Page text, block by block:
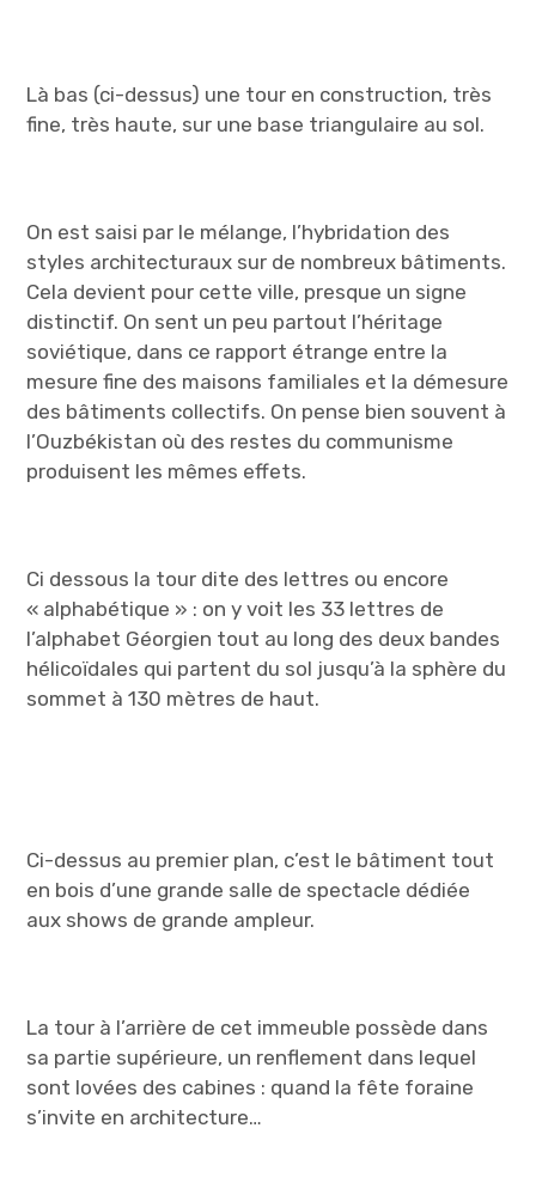
Là bas (ci-dessus) une tour en construction, très
fine, très haute, sur une base triangulaire au sol.
On est saisi par le mélange, l’hybridation des
styles architecturaux sur de nombreux bâtiments.
Cela devient pour cette ville, presque un signe
distinctif. On sent un peu partout l’héritage
soviétique, dans ce rapport étrange entre la
mesure fine des maisons familiales et la démesure
des bâtiments collectifs. On pense bien souvent à
l’Ouzbékistan où des restes du communisme
produisent les mêmes effets.
Ci dessous la tour dite des lettres ou encore
« alphabétique » : on y voit les 33 lettres de
l’alphabet Géorgien tout au long des deux bandes
hélicoïdales qui partent du sol jusqu’à la sphère du
sommet à 130 mètres de haut.
Ci-dessus au premier plan, c’est le bâtiment tout
en bois d’une grande salle de spectacle dédiée
aux shows de grande ampleur.
La tour à l’arrière de cet immeuble possède dans
sa partie supérieure, un renflement dans lequel
sont lovées des cabines : quand la fête foraine
s’invite en architecture…